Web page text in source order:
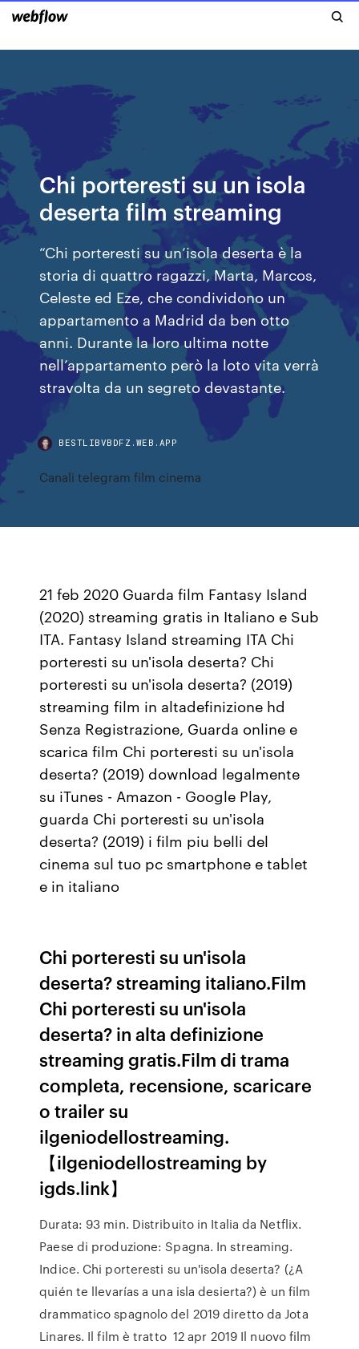
Chi porteresti su un isola
deserta film streaming
“Chi porteresti su un’isola deserta è la
storia di quattro ragazzi, Marta, Marcos,
Celeste ed Eze, che condividono un
appartamento a Madrid da ben otto
anni. Durante la loro ultima notte
nell’appartamento però la loto vita verrà
stravolta da un segreto devastante.
BESTLIBVBDFZ.WEB.APP
Canali telegram film cinema
21 feb 2020 Guarda film Fantasy Island
(2020) streaming gratis in Italiano e Sub
ITA. Fantasy Island streaming ITA Chi
porteresti su un'isola deserta? Chi
porteresti su un'isola deserta? (2019)
streaming film in altadefinizione hd
Senza Registrazione, Guarda online e
scarica film Chi porteresti su un'isola
deserta? (2019) download legalmente
su iTunes - Amazon - Google Play,
guarda Chi porteresti su un'isola
deserta? (2019) i film piu belli del
cinema sul tuo pc smartphone e tablet
e in italiano
Chi porteresti su un'isola
deserta? streaming italiano.Film
Chi porteresti su un'isola
deserta? in alta definizione
streaming gratis.Film di trama
completa, recensione, scaricare
o trailer su
ilgeniodellostreaming.
【ilgeniodellostreaming by
igds.link】
Durata: 93 min. Distribuito in Italia da Netflix.
Paese di produzione: Spagna. In streaming.
Indice. Chi porteresti su un'isola deserta? (¿A
quién te llevarías a una isla desierta?) è un film
drammatico spagnolo del 2019 diretto da Jota
Linares. Il film è tratto 12 apr 2019 Il nuovo film